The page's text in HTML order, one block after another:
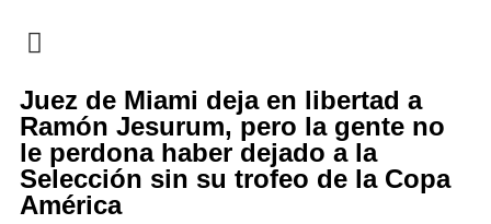
Juez de Miami deja en libertad a
Ramón Jesurum, pero la gente no
le perdona haber dejado a la
Selección sin su trofeo de la Copa
América